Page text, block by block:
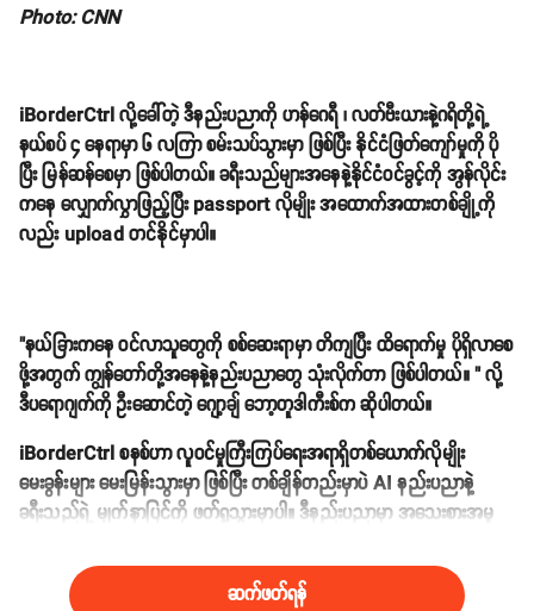
Photo: CNN
iBorderCtrl လို့ခေါ်တဲ့ ဒီနည်းပညာကို ဟန်ဂေရီ ၊ လတ်ဗီးယားနဲ့ဂရိတို့ရဲ့
နယ်စပ် ၄ နေရာမှာ ၆ လကြာ စမ်းသပ်သွားမှာ ဖြစ်ပြီး နိုင်ငံဖြတ်ကျော်မှုကို ပို
ပြီး မြန်ဆန်စေမှာ ဖြစ်ပါတယ်။ ခရီးသည်များအနေနဲ့နိုင်ငံဝင်ခွင့်ကို အွန်လိုင်း
ကနေ လျှောက်လွှာဖြည့်ပြီး passport လိုမျိုး အထောက်အထားတစ်ချို့ကို
လည်း upload တင်နိုင်မှာပါ။
"နယ်ခြားကနေ ဝင်လာသူတွေကို စစ်ဆေးရာမှာ တိကျပြီး ထိရောက်မှု ပိုရှိလာစေ
ဖို့အတွက် ကျွန်တော်တို့အနေနဲ့နည်းပညာတွေ သုံးလိုက်တာ ဖြစ်ပါတယ်။ " လို့
ဒီပရောဂျက်ကို ဦးဆောင်တဲ့ ဂျော့ချ် ဘော့တူဒါကီးစ်က ဆိုပါတယ်။
iBorderCtrl စနစ်ဟာ လူဝင်မှုကြီးကြပ်ရေးအရာရှိတစ်ယောက်လိုမျိုး
မေးခွန်းများ မေးမြန်းသွားမှာ ဖြစ်ပြီး တစ်ချိန်တည်းမှာပဲ AI နည်းပညာနဲ့
ခရီးသည်ရဲ့ မျက်နှာပြင်ကို ဖတ်ရှုသွားမှာပါ။ ဒီနည်းပညာမှာ အသေးစားအမူ
ဆက်ဖတ်ရန်